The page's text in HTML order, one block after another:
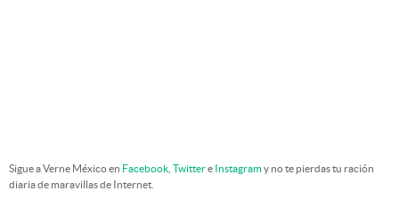
Sigue a Verne México en Facebook Twittere Instagramy no te pierdas tu ración
diaria de maravillas de Internet.